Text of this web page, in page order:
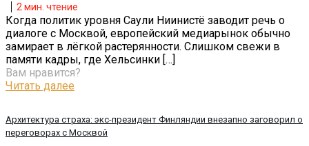
Архитектура страха: экс-президент Финляндии внезапно заговорил о
переговорах с Москвой
2 мин. чтение
Когда политик уровня Саули Ниинистё заводит речь о
диалоге с Москвой, европейский медиарынок обычно
замирает в лёгкой растерянности. Слишком свежи в
памяти кадры, где Хельсинки […]
Вам нравится?
Читать далее